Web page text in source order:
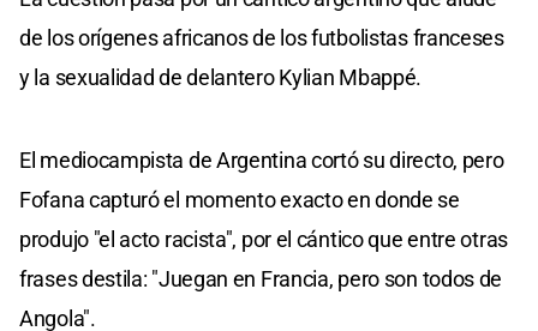
de los orígenes africanos de los futbolistas franceses
y la sexualidad de delantero Kylian Mbappé.
El mediocampista de Argentina cortó su directo, pero
Fofana capturó el momento exacto en donde se
produjo "el acto racista", por el cántico que entre otras
frases destila: "Juegan en Francia, pero son todos de
Angola".